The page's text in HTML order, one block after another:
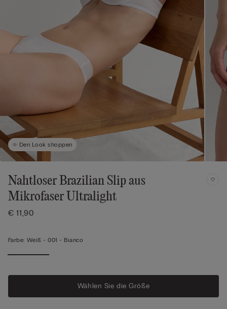
Den Look shoppen
Nahtloser Brazilian Slip aus
Mikrofaser Ultralight
€ 11,90
Farbe: Weiß -001 - Bianco
Wählen Sie die Größe